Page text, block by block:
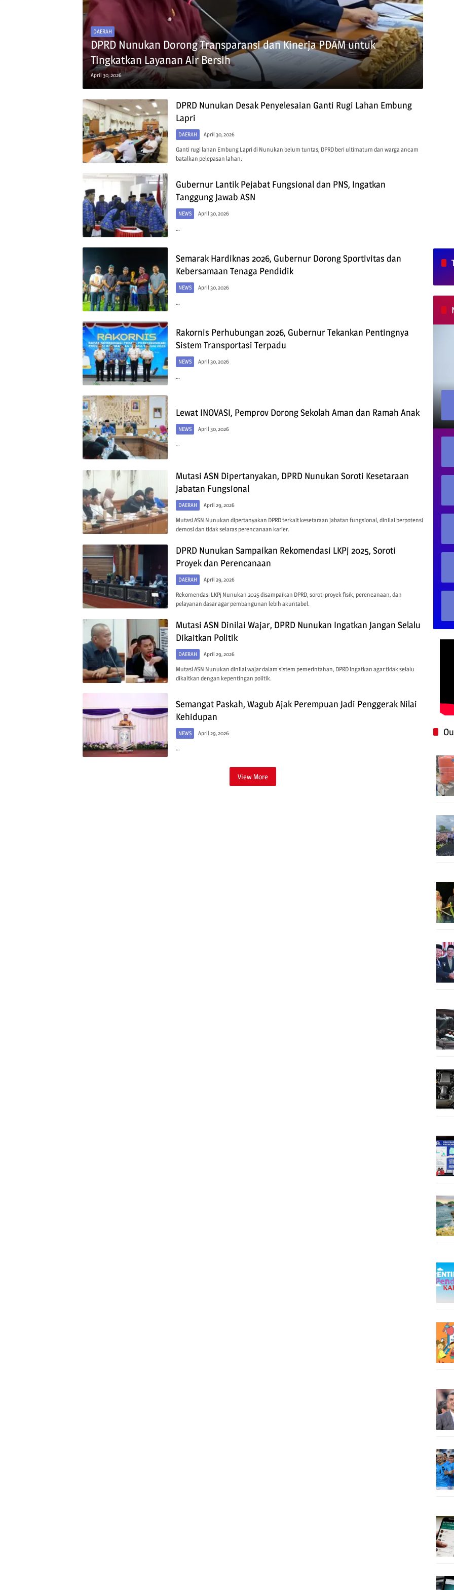
DAERAH
DPRD Nunukan Dorong Transparansi dan Kinerja PDAM untuk
Tingkatkan Layanan Air Bersih
April 30, 2026
DPRD Nunukan Desak Penyelesaian Ganti Rugi Lahan Embung
Lapri
DAERAH April 30, 2026
Ganti rugi lahan Embung Lapri di Nunukan belum tuntas, DPRD beri ultimatum dan warga ancam
batalkan pelepasan lahan.
Gubernur Lantik Pejabat Fungsional dan PNS, Ingatkan
Tanggung Jawab ASN
NEWS April 30, 2026
…
Semarak Hardiknas 2026, Gubernur Dorong Sportivitas dan
Kebersamaan Tenaga Pendidik
NEWS April 30, 2026
…
Rakornis Perhubungan 2026, Gubernur Tekankan Pentingnya
Sistem Transportasi Terpadu
NEWS April 30, 2026
…
Lewat INOVASI, Pemprov Dorong Sekolah Aman dan Ramah Anak
NEWS April 30, 2026
…
Mutasi ASN Dipertanyakan, DPRD Nunukan Soroti Kesetaraan
Jabatan Fungsional
DAERAH April 29, 2026
Mutasi ASN Nunukan dipertanyakan DPRD terkait kesetaraan jabatan fungsional, dinilai berpotensi
demosi dan tidak selaras perencanaan karier.
DPRD Nunukan Sampaikan Rekomendasi LKPj 2025, Soroti
Proyek dan Perencanaan
DAERAH April 29, 2026
Rekomendasi LKPj Nunukan 2025 disampaikan DPRD, soroti proyek fisik, perencanaan, dan
pelayanan dasar agar pembangunan lebih akuntabel.
Mutasi ASN Dinilai Wajar, DPRD Nunukan Ingatkan Jangan Selalu
Dikaitkan Politik
DAERAH April 29, 2026
Mutasi ASN Nunukan dinilai wajar dalam sistem pemerintahan, DPRD ingatkan agar tidak selalu
dikaitkan dengan kepentingan politik.
Semangat Paskah, Wagub Ajak Perempuan Jadi Penggerak Nilai
Kehidupan
NEWS April 29, 2026
…
View More